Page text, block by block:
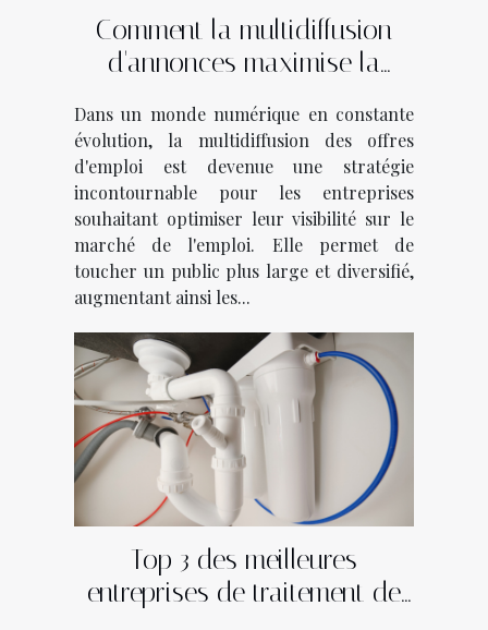
Comment la multidiffusion
d'annonces maximise la
Dans un monde numérique en constante
évolution, la multidiffusion des offres
d'emploi est devenue une stratégie
incontournable pour les entreprises
souhaitant optimiser leur visibilité sur le
marché de l'emploi. Elle permet de
toucher un public plus large et diversifié,
augmentant ainsi les...
Top 3 des meilleures
entreprises de traitement de